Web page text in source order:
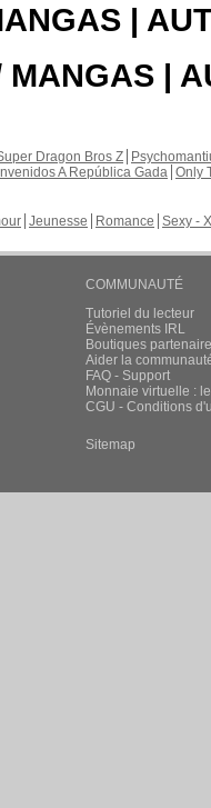
|
MANGAS |
Dragon Bros Z
A República Gada Only
Jeunesse Romance Sexy -
COMMUNAUTÉ
Tutoriel du lecteur
Évènements IRL
Boutiques
Aider la
FAQ - Support
Monnaie virtuelle :
CGU - Conditions
Sitemap